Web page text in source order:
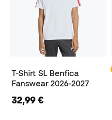
T-Shirt SL Benfica
Fanswear 2026-2027
32,99 €